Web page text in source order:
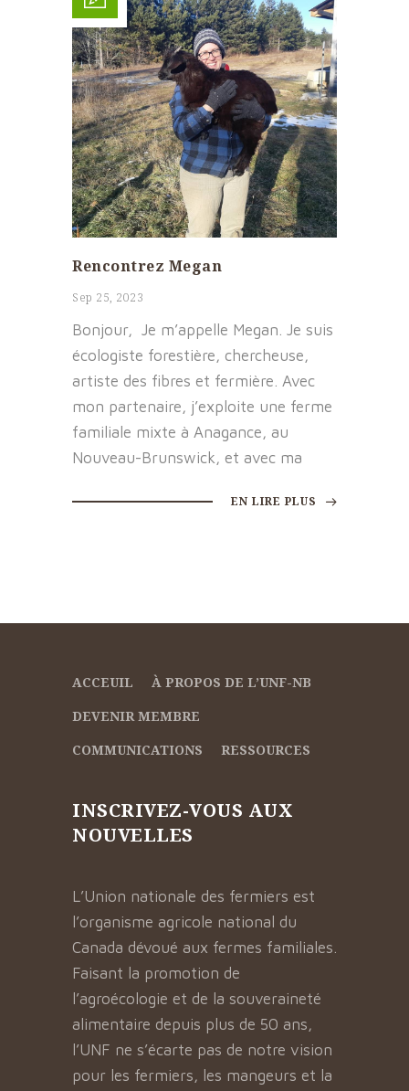
Rencontrez Megan
Sep 25, 2023
Bonjour, Je m’appelle Megan. Je suis
écologiste forestière, chercheuse,
artiste des fibres et fermière. Avec
mon partenaire, j’exploite une ferme
familiale mixte à Anagance, au
Nouveau-Brunswick, et avec ma
EN LIRE PLUS
ACCEUIL
À PROPOS DE L’UNF-NB
DEVENIR MEMBRE
COMMUNICATIONS
RESSOURCES
INSCRIVEZ-VOUS AUX
NOUVELLES
L’Union nationale des fermiers est
l’organisme agricole national du
Canada dévoué aux fermes familiales.
Faisant la promotion de
l’agroécologie et de la souveraineté
alimentaire depuis plus de 50 ans,
l’UNF ne s’écarte pas de notre vision
pour les fermiers, les mangeurs et la